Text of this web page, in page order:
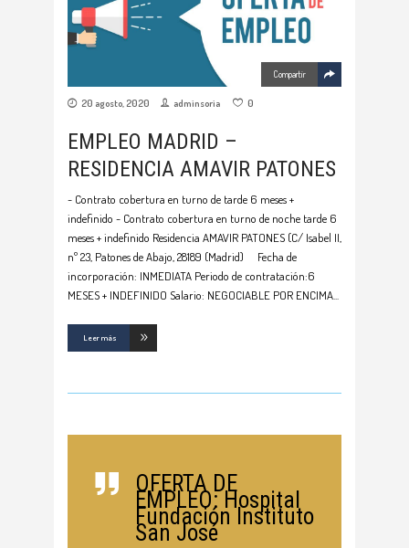
Compartir
20 agosto, 2020 adminsoria 0
EMPLEO MADRID –
RESIDENCIA AMAVIR PATONES
- Contrato cobertura en turno de tarde 6 meses +
indefinido - Contrato cobertura en turno de noche tarde 6
meses + indefinido Residencia AMAVIR PATONES (C/ Isabel II,
nº 23, Patones de Abajo, 28189 (Madrid) Fecha de
incorporación: INMEDIATA Periodo de contratación:6
MESES + INDEFINIDO Salario: NEGOCIABLE POR ENCIMA
Leer más
OFERTA DE
EMPLEO: Hospital
Fundación Instituto
San José